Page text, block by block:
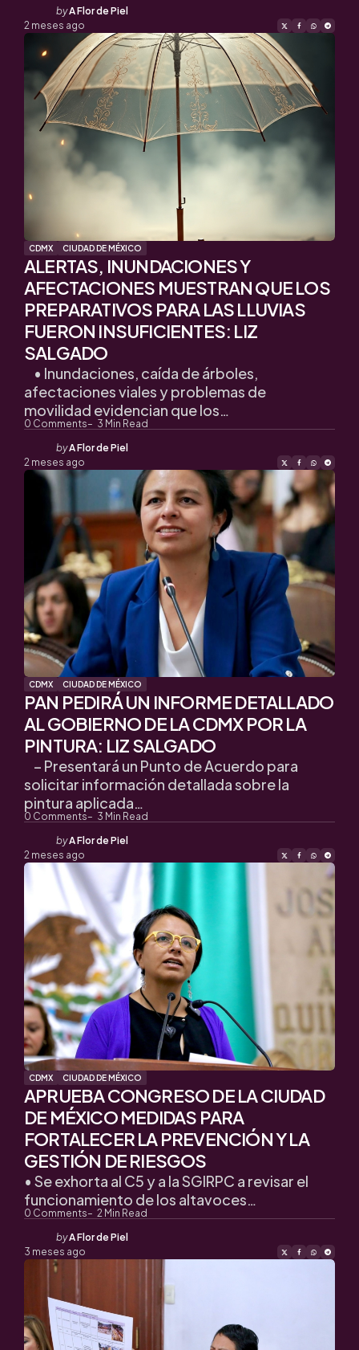
Posted
by
byA Flor de Piel
2 meses ago
CDMX CIUDAD DE MÉXICO
ALERTAS, INUNDACIONES Y
AFECTACIONES MUESTRAN QUE LOS
PREPARATIVOS PARA LAS LLUVIAS
FUERON INSUFICIENTES: LIZ
SALGADO
0 Comments 3 Min Read
• Inundaciones, caída de árboles,
afectaciones viales y problemas de
movilidad evidencian que los…
Posted
by
byA Flor de Piel
2 meses ago
CDMX CIUDAD DE MÉXICO
PAN PEDIRÁ UN INFORME DETALLADO
AL GOBIERNO DE LA CDMX POR LA
PINTURA: LIZ SALGADO
0 Comments 3 Min Read
– Presentará un Punto de Acuerdo para
solicitar información detallada sobre la
pintura aplicada…
Posted
by
byA Flor de Piel
2 meses ago
CDMX CIUDAD DE MÉXICO
APRUEBA CONGRESO DE LA CIUDAD
DE MÉXICO MEDIDAS PARA
FORTALECER LA PREVENCIÓN Y LA
GESTIÓN DE RIESGOS
0 Comments 2 Min Read
•⁠ ⁠Se exhorta al C5 y a la SGIRPC a revisar el
funcionamiento de los altavoces…
Posted
by
byA Flor de Piel
3 meses ago